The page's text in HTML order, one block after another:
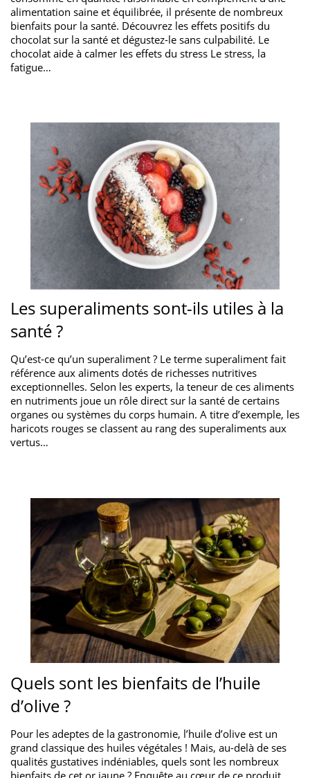
alimentation saine et équilibrée, il présente de nombreux
bienfaits pour la santé. Découvrez les effets positifs du
chocolat sur la santé et dégustez-le sans culpabilité. Le
chocolat aide à calmer les effets du stress Le stress, la
fatigue…
Les superaliments sont-ils utiles à la
santé ?
Qu’est-ce qu’un superaliment ? Le terme superaliment fait
référence aux aliments dotés de richesses nutritives
exceptionnelles. Selon les experts, la teneur de ces aliments
en nutriments joue un rôle direct sur la santé de certains
organes ou systèmes du corps humain. A titre d’exemple, les
haricots rouges se classent au rang des superaliments aux
vertus…
Quels sont les bienfaits de l’huile
d’olive ?
Pour les adeptes de la gastronomie, l’huile d’olive est un
grand classique des huiles végétales ! Mais, au-delà de ses
qualités gustatives indéniables, quels sont les nombreux